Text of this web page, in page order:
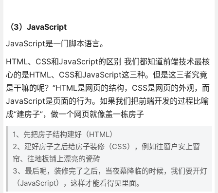
（3）JavaScript
JavaScript是一门脚本语言。
HTML、CSS和JavaScript的区别 我们都知道前端技术最核
心的是HTML、CSS和JavaScript这三种。但是这三者究竟
是干嘛的呢？“HTML是网页的结构，CSS是网页的外观，而
JavaScript是页面的行为。如果我们把前端开发的过程比喻
成“建房子”，做一个网页就像盖一栋房子
1、先把房子结构建好（HTML）
2、建好房子之后给房子装修（CSS），例如往窗户安上窗
帘、往地板铺上漂亮的瓷砖
3、最后呢，装修完了之后，当夜幕降临的时候，我们要开灯
（JavaScript），这样才能看得见里面。